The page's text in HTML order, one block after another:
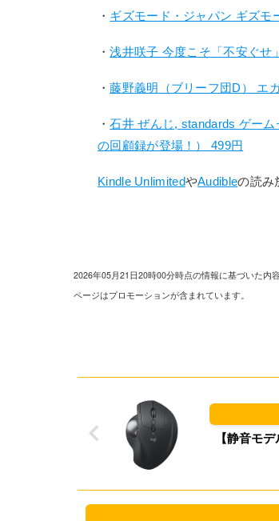
・ ギズモード・ジャパン ギズモ
・浅井咲子 今度こそ「不安ぐせ
・藤野義明（ブリーフ団D） エ
・石井 ぜんじ, standards ゲー
の回顧録が登場！） 499円
Kindle UnlimitedやAudibleの読み
2026年05月21日20時00分時点の情報に基づいた
ページはプロモーションが含まれています。
【静音モデ